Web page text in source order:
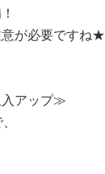
が必要ですね★
アップ≫